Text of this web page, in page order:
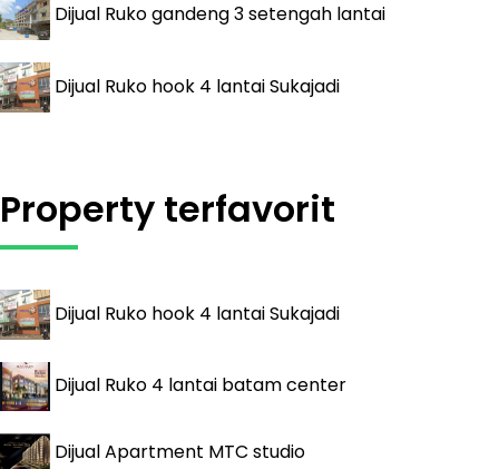
Dijual Ruko gandeng 3 setengah lantai
Dijual Ruko hook 4 lantai Sukajadi
Property terfavorit
Dijual Ruko hook 4 lantai Sukajadi
Dijual Ruko 4 lantai batam center
DijualApartment MTC studio